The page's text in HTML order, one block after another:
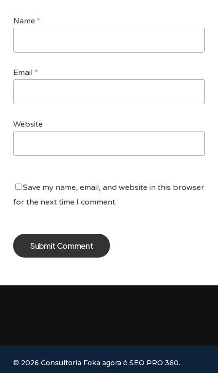
Name *
Email *
Website
Save my name, email, and website in this browser
for the next time I comment.
© 2026 Consultoria Foka agora é SEO PRO 360.